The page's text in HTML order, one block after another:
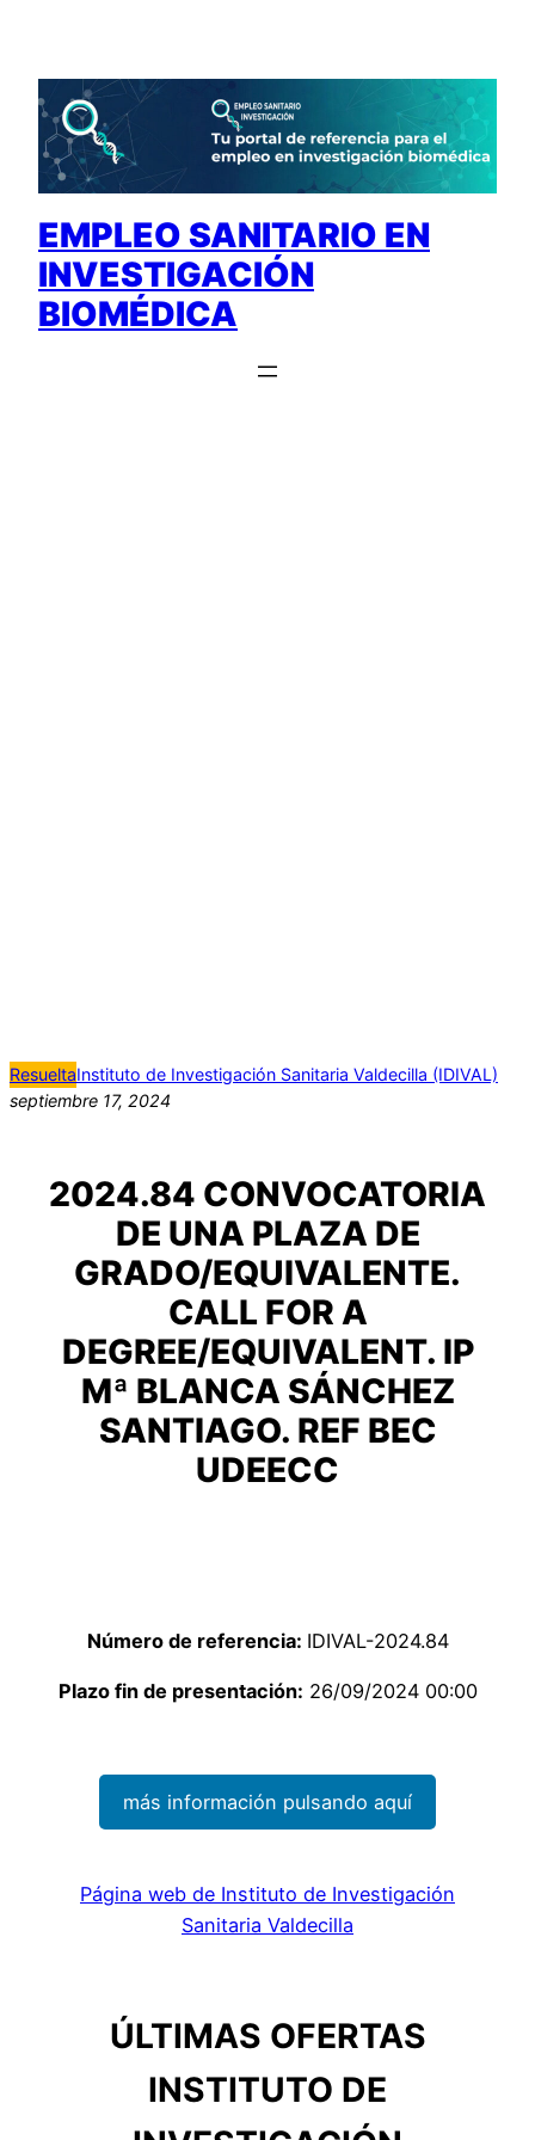
contenido
EMPLEO SANITARIO EN
INVESTIGACIÓN
BIOMÉDICA
ResueltaInstituto de Investigación Sanitaria Valdecilla (IDIVAL)
septiembre 17, 2024
2024.84 CONVOCATORIA
DE UNA PLAZA DE
GRADO/EQUIVALENTE.
CALL FOR A
DEGREE/EQUIVALENT. IP
Mª BLANCA SÁNCHEZ
SANTIAGO. REF BEC
UDEECC
Número de referencia: IDIVAL-2024.84
Plazo fin de presentación: 26/09/2024 00:00
más información pulsando aquí
Página web de Instituto de Investigación
Sanitaria Valdecilla
ÚLTIMAS OFERTAS
INSTITUTO DE